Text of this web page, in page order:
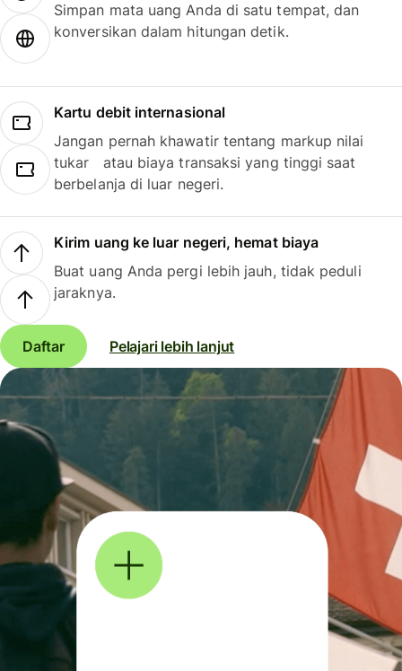
Simpan mata uang Anda di satu tempat, dan
konversikan dalam hitungan detik.
Kartu debit internasional
Jangan pernah khawatir tentang markup nilai
tukar atau biaya transaksi yang tinggi saat
berbelanja di luar negeri.
Kirim uang ke luar negeri, hemat biaya
Buat uang Anda pergi lebih jauh, tidak peduli
jaraknya.
Daftar Pelajari lebih lanjut